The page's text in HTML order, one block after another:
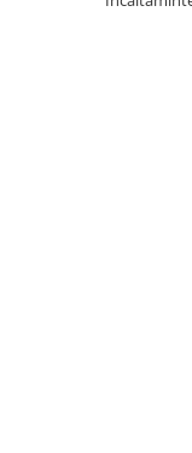
Incaltamine